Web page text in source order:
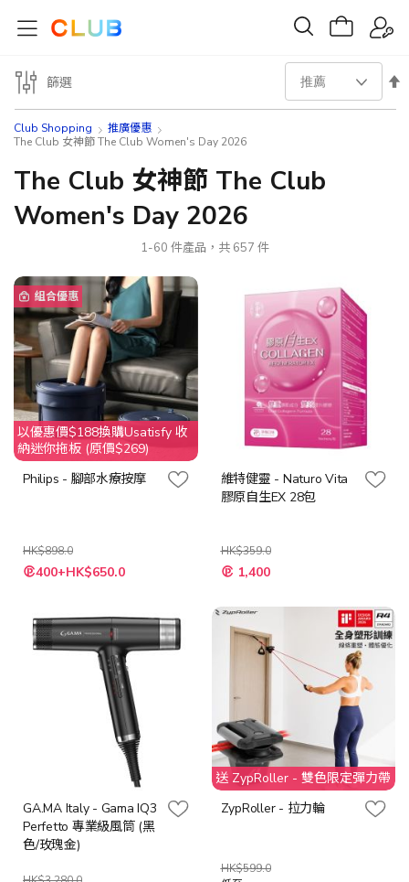
Club Shopping
推廣優惠
The Club 女神節 The Club Women's Day 2026
The Club 女神節 The Club
Women's Day 2026
1-60 件產品，共 657 件
設
組合優惠
以優惠價$188換購Usatisfy 收
納迷你拖板 (原價$269)
Philips - 腳部水療按摩
HK$898.0
特
殊400+HK$650.0
維特健靈 - Naturo Vita
膠原自生EX 28包
HK$359.0
特
殊
格
1,400
GA.MA Italy - Gama IQ3
Perfetto 專業級風筒 (黑
色/玫瑰金)
送 ZypRoller - 雙色限定彈力帶
ZypRoller - 拉力輪
HK$599.0
篩選